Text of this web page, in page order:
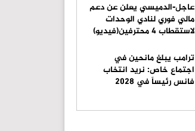
عاجل-الدميسي يعلن عن دعم
مالي فوري لنادي الوحدات
لاستقطاب 4 محترفين(فيديو)
ترامب يبلغ مانحين في
اجتماع خاص: نريد انتخاب
فانس رئيساً في 2028